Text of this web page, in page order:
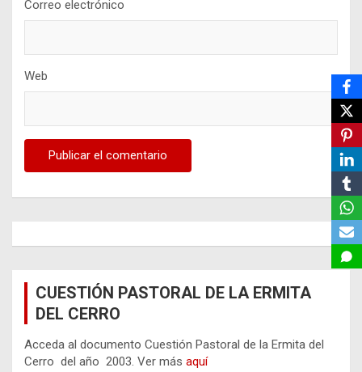
Correo electrónico
Web
CUESTIÓN PASTORAL DE LA ERMITA
DEL CERRO
Acceda al documento Cuestión Pastoral de la Ermita del
Cerro del año 2003. Ver más aquí